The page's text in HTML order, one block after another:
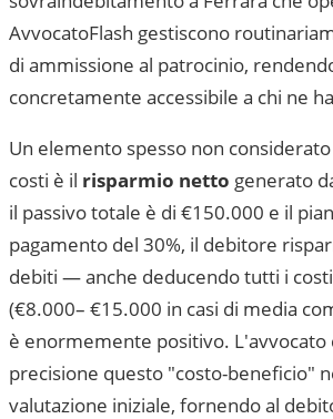
AvvocatoFlash gestiscono
di ammissione al patrocinio,
concretamente accessibile a chi ne
Un elemento spesso non
costi è il risparmio netto generato
il passivo totale è di €150.000 e il
pagamento del 30%, il debitore
debiti — anche deducendo tutti i
(€8.000– €15.000 in casi di media
è enormemente positivo. L'avvocato
precisione questo "costo-beneficio"
valutazione iniziale, fornendo al